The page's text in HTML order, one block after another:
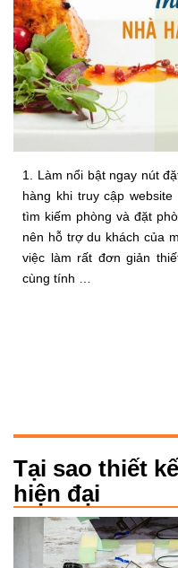
1. Làm nổi bật ngay nút
hàng khi truy cập
tìm kiếm phòng và đặt
nên hỗ trợ du khách của
việc làm rất đơn giản
cùng tính …
Tại sao thiết
hiện đại